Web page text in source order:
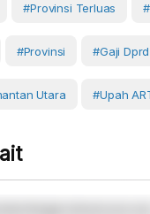
#provinsi Terluas
#Provinsi #gaji Dprd
Utara #upah